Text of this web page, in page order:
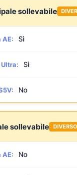
sollevabile
AE: Sì
Sì
No
sollevabile DIVERSO
AE: No